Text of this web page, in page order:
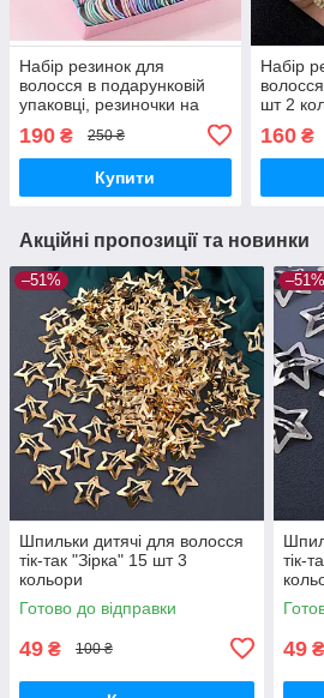
Набір резинок для
волосся в подарунковій
упаковці, резиночки на
волосся 300 шт. 2 кольори
190 ₴ 250 ₴
Купити
Набір
шт 2
160₴
Акційні пропозиції та новинки
–51%
Шпильки дитячі для волосся
тік-так "Зірка" 15 шт 3
кольори
Готово до відправки
49 ₴ 100 ₴
–51%
тік-
49 ₴